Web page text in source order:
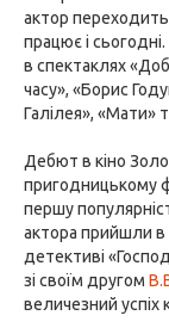
актор переходить
працює і
в спектаклях
часу», «Борис
Галілея», «Мати»
Дебют в кіно
пригодницькому
першу
актора прийшли в
детективі
зі своїм другом
величезний успіх